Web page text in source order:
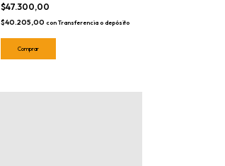
$47.300,00
$40.205,00 con Transferencia o depósito